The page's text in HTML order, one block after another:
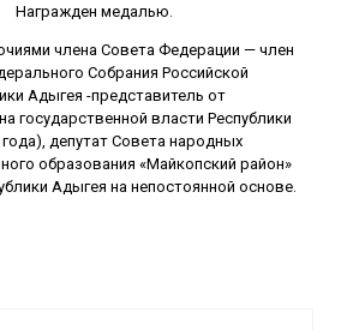
Награжден медалью.
члена Совета Федерации — член
Собрания Российской
Адыгея -представитель от
государственной власти Республики
депутат Совета народных
образования «Майкопский район»
Адыгея на непостоянной основе.